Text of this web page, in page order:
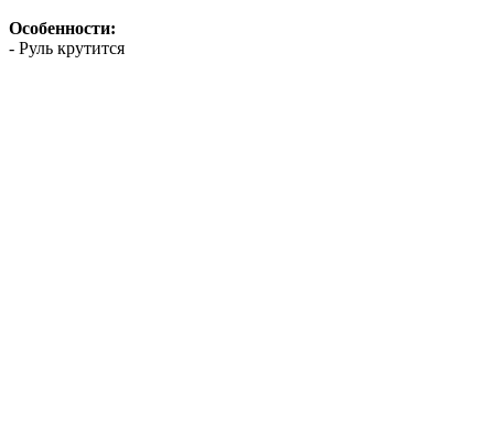
Особенности:
- Руль крутится